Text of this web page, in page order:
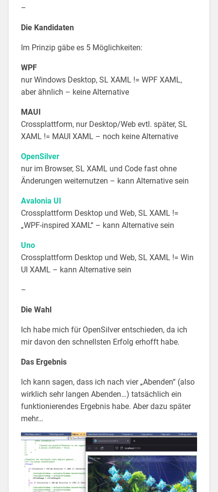
–
Die Kandidaten
Im Prinzip gäbe es 5 Möglichkeiten:
WPF
nur Windows Desktop, SL XAML != WPF XAML,
aber ähnlich – keine Alternative
MAUI
Crossplattform, nur Desktop/Web evtl. später, SL
XAML != MAUI XAML – noch keine Alternative
OpenSilver
nur im Browser, SL XAML und Code fast ohne
Änderungen weiternutzen – kann Alternative sein
Avalonia UI
Crossplattform Desktop und Web, SL XAML !=
„WPF-inspired XAML“ – kann Alternative sein
Uno
Crossplattform Desktop und Web, SL XAML != Win
UI XAML – kann Alternative sein
–
Die Wahl
Ich habe mich für OpenSilver entschieden, da ich
mir davon den schnellsten Erfolg erhofft habe.
Das Ergebnis
Ich kann sagen, dass ich nach vier „Abenden“ (also
wirklich sehr langen Abenden…) tatsächlich ein
funktionierendes Ergebnis habe. Aber dazu später
mehr…